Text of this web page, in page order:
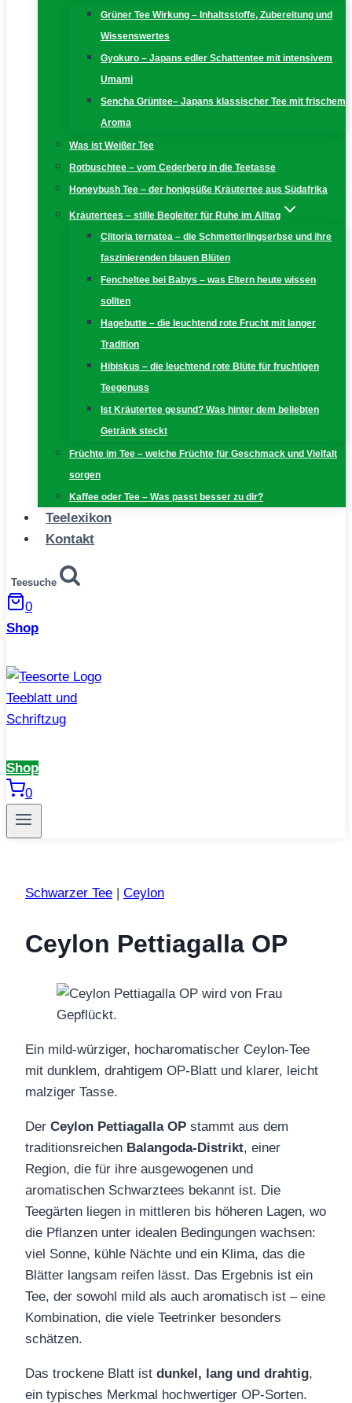
Grüner Tee Wirkung – Inhaltsstoffe, Zubereitung und
Wissenswertes
Gyokuro – Japans edler Schattentee mit intensivem
Umami
Sencha Grüntee– Japans klassischer Tee mit frischem
Aroma
Was ist Weißer Tee
Rotbuschtee – vom Cederberg in die Teetasse
Honeybush Tee – der honigsüße Kräutertee aus Südafrika
Kräutertees – stille Begleiter für Ruhe im Alltag
Clitoria ternatea – die Schmetterlingserbse und ihre
faszinierenden blauen Blüten
Fencheltee bei Babys – was Eltern heute wissen
sollten
Hagebutte – die leuchtend rote Frucht mit langer
Tradition
Hibiskus – die leuchtend rote Blüte für fruchtigen
Teegenuss
Ist Kräutertee gesund? Was hinter dem beliebten
Getränk steckt
Früchte im Tee – welche Früchte für Geschmack und Vielfalt
sorgen
Kaffee oder Tee – Was passt besser zu dir?
Teelexikon
Kontakt
Teesuche
0
Shop
Shop
0
Schwarzer Tee Ceylon
Ceylon Pettiagalla OP
Ein mild‑würziger, hocharomatischer Ceylon‑Tee
mit dunklem, drahtigem OP‑Blatt und klarer, leicht
malziger Tasse.
Der Ceylon Pettiagalla OP stammt aus dem
traditionsreichen Balangoda‑Distrikt, einer
Region, die für ihre ausgewogenen und
aromatischen Schwarztees bekannt ist. Die
Teegärten liegen in mittleren bis höheren Lagen, wo
die Pflanzen unter idealen Bedingungen wachsen:
viel Sonne, kühle Nächte und ein Klima, das die
Blätter langsam reifen lässt. Das Ergebnis ist ein
Tee, der sowohl mild als auch aromatisch ist – eine
Kombination, die viele Teetrinker besonders
schätzen.
Das trockene Blatt ist dunkel, lang und drahtig,
ein typisches Merkmal hochwertiger OP‑Sorten.